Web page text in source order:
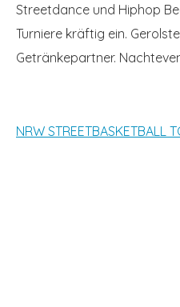
Streetdance und Hiphop
Turniere kräftig ein.
Getränkepartner.
NRW STREETBASKETBALL